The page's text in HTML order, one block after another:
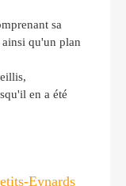
sa
qu'un plan
en a été
Eynards